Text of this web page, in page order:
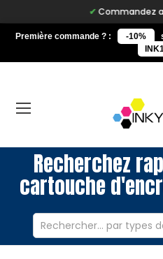
Commandez
Première commande ? : -10%
Recherchez
cartouche